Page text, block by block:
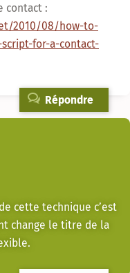
contact :
2010/08/how-to-
for-a-contact-
Répondre
cette technique c’est
change le titre de la